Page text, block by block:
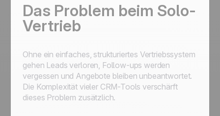
Das Problem beim Solo-
Vertrieb
Ohne ein einfaches, strukturiertes Vertriebssystem
gehen Leads verloren, Follow-ups werden
vergessen und Angebote bleiben unbeantwortet.
Die Komplexität vieler CRM-Tools verschärft
dieses Problem zusätzlich.